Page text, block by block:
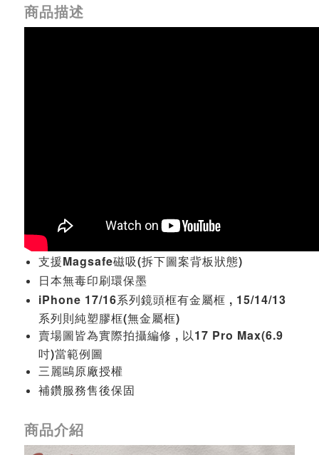
商品描述
支援Magsafe磁吸(拆下圖案背板狀態)
日本無毒印刷環保墨
iPhone 17/16系列鏡頭框有金屬框 , 15/14/13
系列則純塑膠框(無金屬框)
賣場圖皆為實際拍攝編修 , 以17 Pro Max(6.9
吋)當範例圖
三麗鷗原廠授權
補鑽服務售後保固
商品介紹